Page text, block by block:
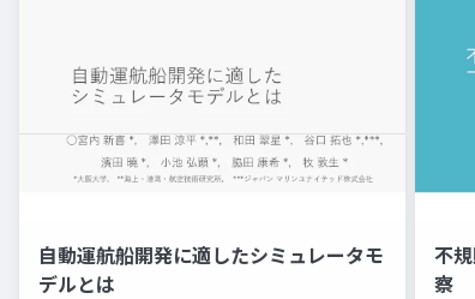
自動運航船開発に適したシミュレータモ
デルとは
不
察